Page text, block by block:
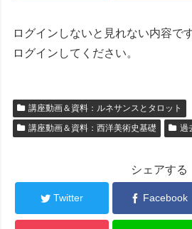
ログインしないと見れない内容で
ログインしてください。
講座動画＆資料：ルネサンスとタロット
講座動画＆資料：西洋美術史基礎
過
シェアする
Twitter Facebook